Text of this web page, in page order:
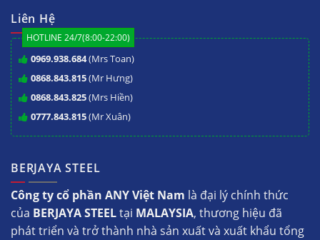
Liên Hệ
HOTLINE 24/7(8:00-22:00)
0969.938.684(Mrs Toan)
0868.843.815(Mr Hưng)
0868.843.825(Mrs Hiền)
0777.843.815(Mr Xuân)
BERJAYA STEEL
Công ty cổ phần ANY Việt Nam là đại lý chính thức
của BERJAYA STEELtại MALAYSIA, thương hiệu đã
phát triển và trở thành nhà sản xuất và xuất khẩu tổng